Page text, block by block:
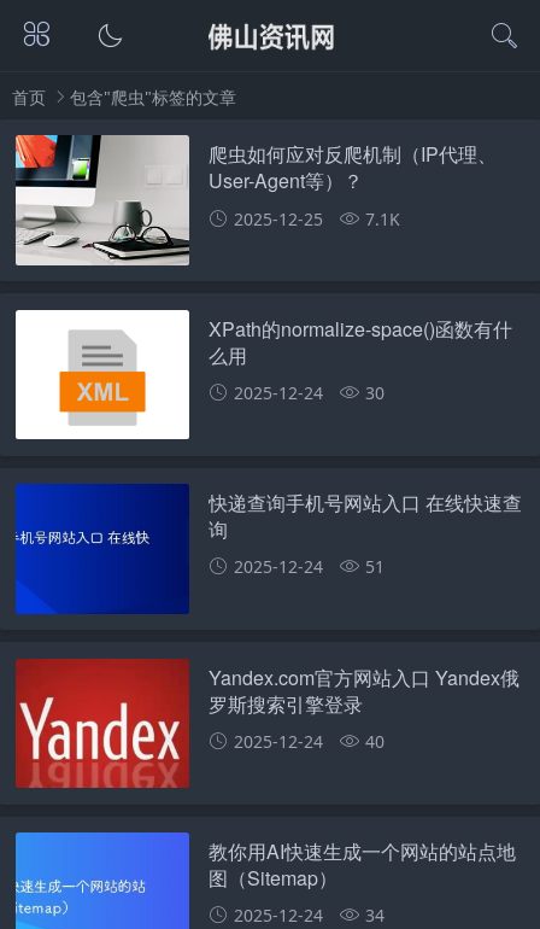
首页 包含"爬虫"标签的文章
爬虫如何应对反爬机制（IP代理、
User-Agent等）？
2025-12-25 7.1K
XPath的normalize-space()函数有什
么用
2025-12-24 30
快递查询手机号网站入口 在线快速查
询
2025-12-24 51
Yandex.com官方网站入口 Yandex俄
罗斯搜索引擎登录
2025-12-24 40
教你用AI快速生成一个网站的站点地
图（Sitemap）
2025-12-24 34